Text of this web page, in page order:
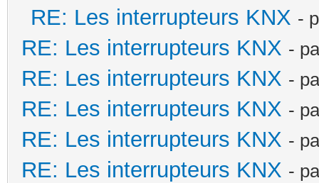
RE: Les interrupteurs KNX -
RE: Les interrupteurs KNX -
RE: Les interrupteurs KNX -
RE: Les interrupteurs KNX -
RE: Les interrupteurs KNX -
RE: Les interrupteurs KNX -